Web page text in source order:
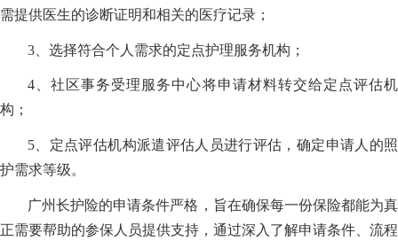
需提供医生的诊断证明和相关的医疗记录；
3、选择符合个人需求的定点护理服务机构；
4、社区事务受理服务中心将申请材料转交给定点评估机
构；
5、定点评估机构派遣评估人员进行评估，确定申请人的照
护需求等级。
广州长护险的申请条件严格，旨在确保每一份保险都能为真
正需要帮助的参保人员提供支持，通过深入了解申请条件、流程